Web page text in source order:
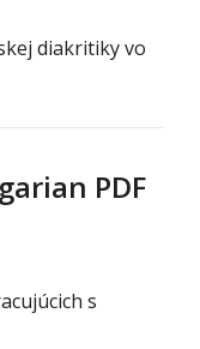
diakritiky vo
PDF
s